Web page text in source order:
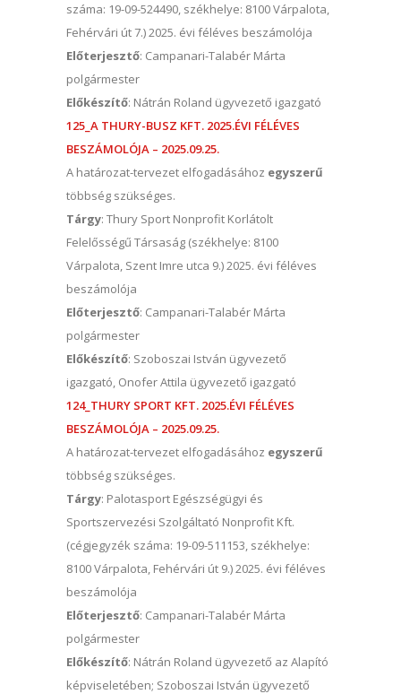
száma: 19-09-524490, székhelye: 8100 Várpalota,
Fehérvári út 7.) 2025. évi féléves beszámolója
Előterjesztő: Campanari-Talabér Márta
polgármester
Előkészítő: Nátrán Roland ügyvezető igazgató
125_A THURY-BUSZ KFT. 2025.ÉVI FÉLÉVES
BESZÁMOLÓJA – 2025.09.25.
A határozat-tervezet elfogadásához egyszerű
többség szükséges.
Tárgy: Thury Sport Nonprofit Korlátolt
Felelősségű Társaság (székhelye: 8100
Várpalota, Szent Imre utca 9.) 2025. évi féléves
beszámolója
Előterjesztő: Campanari-Talabér Márta
polgármester
Előkészítő: Szoboszai István ügyvezető
igazgató, Onofer Attila ügyvezető igazgató
124_THURY SPORT KFT. 2025.ÉVI FÉLÉVES
BESZÁMOLÓJA – 2025.09.25.
A határozat-tervezet elfogadásához egyszerű
többség szükséges.
Tárgy: Palotasport Egészségügyi és
Sportszervezési Szolgáltató Nonprofit Kft.
(cégjegyzék száma: 19-09-511153, székhelye:
8100 Várpalota, Fehérvári út 9.) 2025. évi féléves
beszámolója
Előterjesztő: Campanari-Talabér Márta
polgármester
Előkészítő: Nátrán Roland ügyvezető az Alapító
képviseletében; Szoboszai István ügyvezető